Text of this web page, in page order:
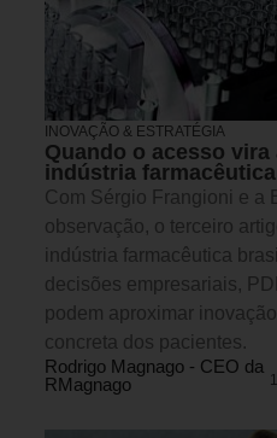
INOVAÇÃO & ESTRATÉGIA
Quando o acesso vira
indústria farmacêutica
Com Sérgio Frangioni e a
observação, o terceiro
indústria farmacêutica
decisões empresariais,
podem aproximar
concreta dos pacientes.
Rodrigo Magnago - CEO da
RMagnago